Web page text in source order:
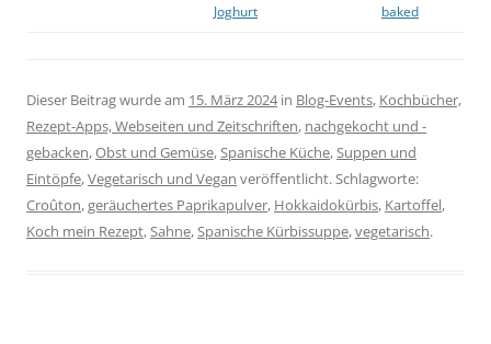
Joghurt
baked
Dieser Beitrag wurde am 15. März 2024in Blog-Events, Kochbücher,
Rezept-Apps, Webseiten und Zeitschriften, nachgekocht und -
gebacken,Obst und Gemüse,Spanische Küche,Suppen und
Eintöpfe,Vegetarisch und Vegan veröffentlicht. Schlagworte:
Croûton,geräuchertes Paprikapulver, Hokkaidokürbis, Kartoffel,
Koch mein Rezept,Sahne,Spanische Kürbissuppe,vegetarisch.